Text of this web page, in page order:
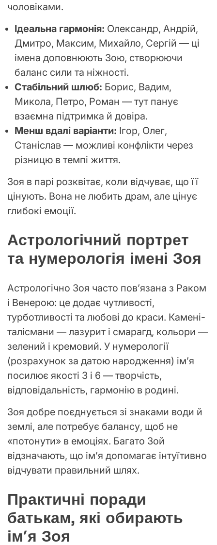
чоловіками.
Ідеальна гармонія: Олександр, Андрій,
Дмитро, Максим, Михайло, Сергій — ці
імена доповнюють Зою, створюючи
баланс сили та ніжності.
Стабільний шлюб: Борис, Вадим,
Микола, Петро, Роман — тут панує
взаємна підтримка й довіра.
Менш вдалі варіанти: Ігор, Олег,
Станіслав — можливі конфлікти через
різницю в темпі життя.
Зоя в парі розквітає, коли відчуває, що її
цінують. Вона не любить драм, але цінує
глибокі емоції.
Астрологічний портрет
та нумерологія імені Зоя
Астрологічно Зоя часто пов’язана з Раком
і Венерою: це додає чутливості,
турботливості та любові до краси. Камені-
талісмани — лазурит і смарагд, кольори —
зелений і кремовий. У нумерології
(розрахунок за датою народження) ім’я
посилює якості 3 і 6 — творчість,
відповідальність, гармонію в родині.
Зоя добре поєднується зі знаками води й
землі, але потребує балансу, щоб не
«потонути» в емоціях. Багато Зой
відзначають, що ім’я допомагає інтуїтивно
відчувати правильний шлях.
Практичні поради
батькам, які обирають
ім’я Зоя